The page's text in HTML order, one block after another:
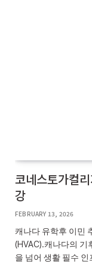
코네스토가컬
강
FEBRUARY 13, 2026
캐나다 유학후 이민
(HVAC).캐나다의 기
을 넘어 생활 필수